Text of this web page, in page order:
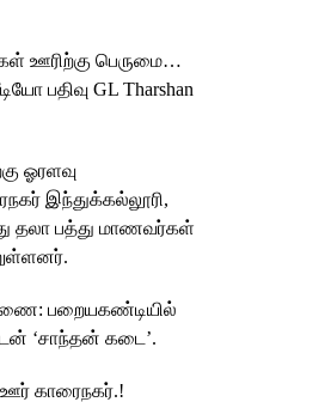
ஊரிற்கு பெருமை…
பதிவு GL Tharshan
ஓரளவு
இந்துக்கல்லூரி,
தலா பத்து மாணவர்கள்
பறையகண்டியில்
‘சாந்தன் கடை’.
ஊர் காரைநகர்.!